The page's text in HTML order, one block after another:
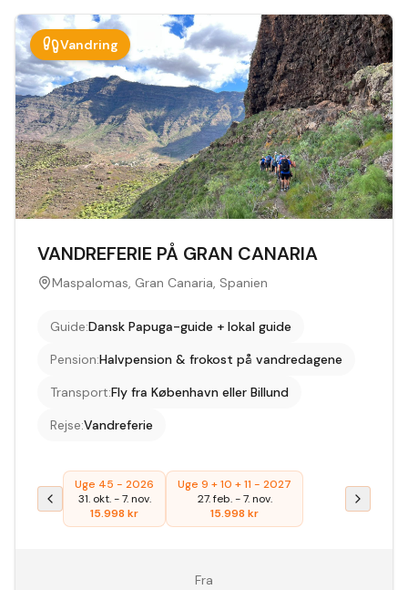
Vandring
VANDREFERIE PÅ GRAN CANARIA
Maspalomas, Gran Canaria, Spanien
Guide:Dansk Papuga-guide + lokal guide
Pension:Halvpension & frokost på vandredagene
Transport:Fly fra København eller Billund
Rejse:Vandreferie
Uge 45 - 2026
31. okt.-7. nov.
15.998 kr
Uge 9 + 10 + 11 - 2027
27. feb.-7. nov.
15.998 kr
Fra